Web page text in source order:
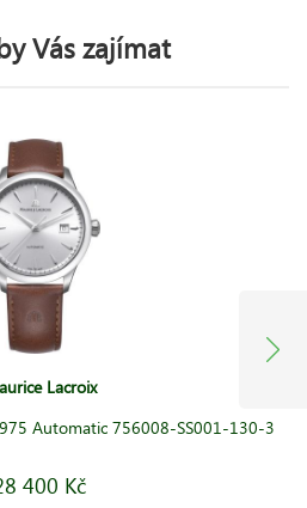
Vás zajímat
Lacroix
Automatic 756008-SS001-130-3
400 Kč